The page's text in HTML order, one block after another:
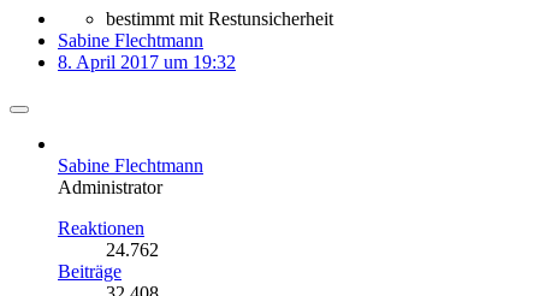
bestimmt mit Restunsicherheit
Sabine Flechtmann
8. April 2017 um 19:32
Sabine Flechtmann
Administrator
Reaktionen
24.762
Beiträge